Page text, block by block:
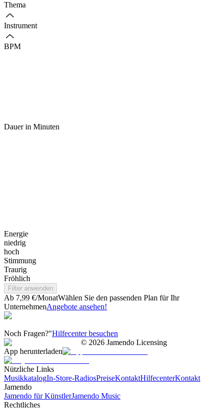
Thema
Instrument
BPM
Dauer in Minuten
Energie
niedrig
hoch
Stimmung
Traurig
Fröhlich
Filter anwenden
Ab 7,99 €/MonatWählen Sie den passenden Plan für Ihr
UnternehmenAngebote ansehen!
Noch Fragen?"Hilfecenter besuchen
© 2026 Jamendo Licensing
App herunterladen
Nützliche Links
MusikkatalogIn-Store-RadiosPreiseKontaktHilfecenterKontakt
Jamendo
Jamendo für KünstlerJamendo Music
Rechtliches